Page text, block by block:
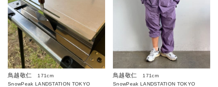
鳥越敬仁
171cm
SnowPeak LANDSTATION TOKYO
鳥越敬仁
171cm
SnowPeak LANDSTATION TOKYO